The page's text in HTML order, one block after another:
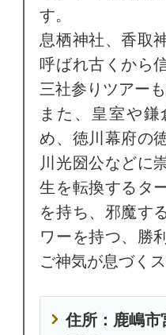
す。
息栖神社、香取
呼ばれ古くから
三社参りツアー
また、皇室や
め、徳川幕府の
川光圀公などに
生を転換するタ
を持ち、邪魔す
ワーを持つ、勝
ご神気が息づく
住所：鹿嶋市